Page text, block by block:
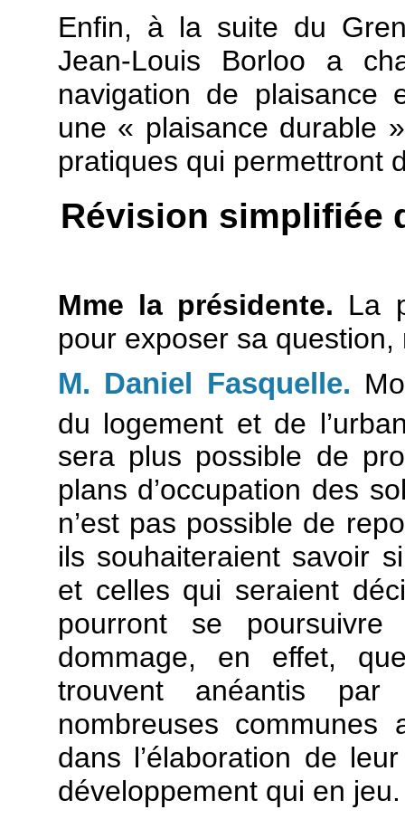
Enfin, à la suite du
Jean-Louis Borloo a
navigation de plaisance
une « plaisance durable
pratiques qui permettront
Révision simplifiée
Mme la présidente. La
pour exposer sa question,
M. Daniel Fasquelle.
du logement et de
sera plus possible de
plans d’occupation des
n’est pas possible de
ils souhaiteraient savoir
et celles qui seraient
pourront se
dommage, en effet,
trouvent anéantis
nombreuses
dans l’élaboration de
développement qui en jeu.